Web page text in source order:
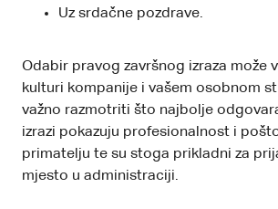
Uz srdačne pozdrave.
Odabir pravog završnog izraza može
kulturi kompanije i vašem osobnom
važno razmotriti što najbolje
izrazi pokazuju profesionalnost i
primatelju te su stoga prikladni za
mjesto u administraciji.